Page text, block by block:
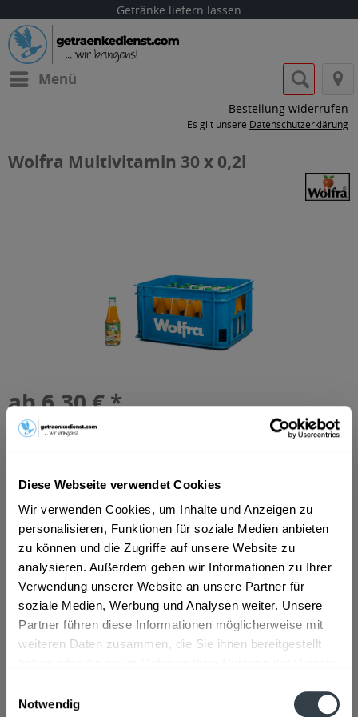
Diese Webseite verwendet Cookies
Wir verwenden Cookies, um Inhalte und Anzeigen zu
personalisieren, Funktionen für soziale Medien anbieten
zu können und die Zugriffe auf unsere Website zu
analysieren. Außerdem geben wir Informationen zu Ihrer
Verwendung unserer Website an unsere Partner für
soziale Medien, Werbung und Analysen weiter. Unsere
Partner führen diese Informationen möglicherweise mit
weiteren Daten zusammen, die Sie ihnen bereitgestellt
Notwendig
Getränke liefern lassen
Menü
Bestellung widerrufen
Es gilt unsere Datenschutzerklärung
Wolfra Multivitamin 30 x 0,2l
ab 6,30 € *
Inhalt:
inkl. MwSt.ggf. zzgl. Erschwerniszuschlag
MEHRWEG
Warenkorb
Artikel-Nr.:
10092
Verfügbar in:
Beschreibung